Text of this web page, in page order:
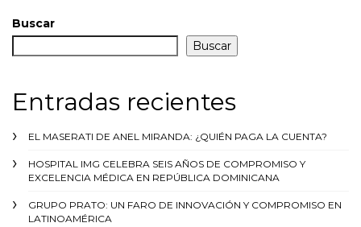
Buscar
Buscar
Entradas recientes
EL MASERATI DE ANEL MIRANDA: ¿QUIÉN PAGA LA CUENTA?
HOSPITAL IMG CELEBRA SEIS AÑOS DE COMPROMISO Y
EXCELENCIA MÉDICA EN REPÚBLICA DOMINICANA
GRUPO PRATO: UN FARO DE INNOVACIÓN Y COMPROMISO EN
LATINOAMÉRICA